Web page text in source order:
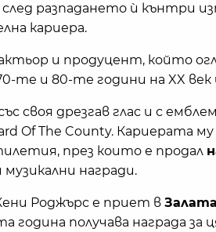
след разпадането ѝ кънтри
кариера.
и продуцент, който
те и 80-те години на XX век
своя дрезгав глас и с
Of The County. Кариерата
през които е продал
музикални награди.
Роджърс е приет в
година получава награда